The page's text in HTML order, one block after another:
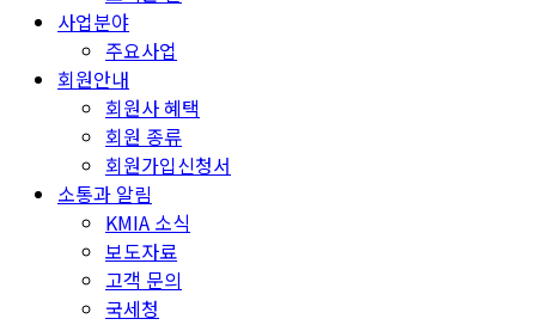
사업분야
주요사업
회원안내
회원사 혜택
회원 종류
회원가입신청서
소통과 알림
KMIA 소식
보도자료
고객 문의
국세청